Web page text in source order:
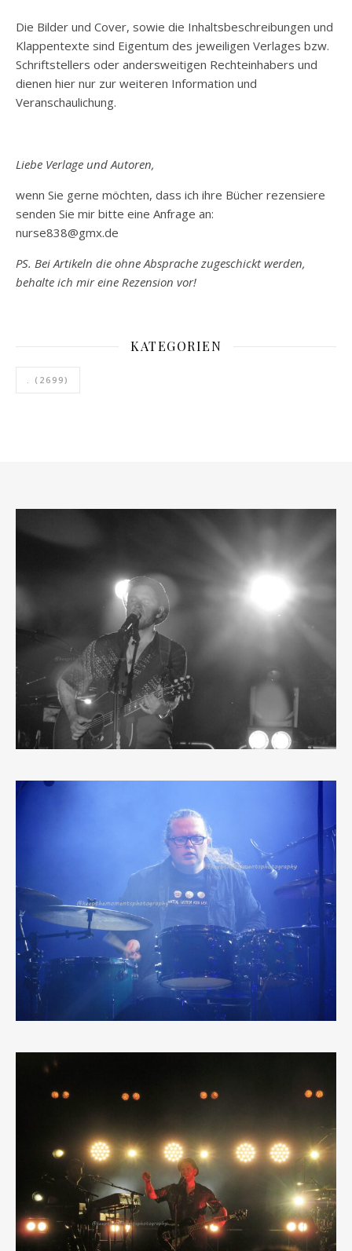
Die Bilder und Cover, sowie die Inhaltsbeschreibungen und
Klappentexte sind Eigentum des jeweiligen Verlages bzw.
Schriftstellers oder andersweitigen Rechteinhabers und
dienen hier nur zur weiteren Information und
Veranschaulichung.
Liebe Verlage und Autoren,
wenn Sie gerne möchten, dass ich ihre Bücher rezensiere
senden Sie mir bitte eine Anfrage an:
nurse838@gmx.de
PS. Bei Artikeln die ohne Absprache zugeschickt werden,
behalte ich mir eine Rezension vor!
KATEGORIEN
. (2699)